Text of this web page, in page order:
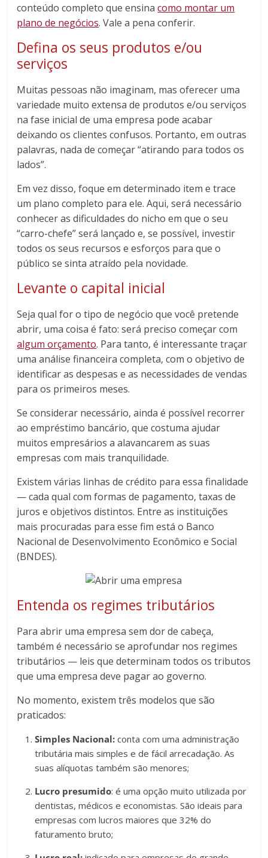
conteúdo completo que ensinacomo montar um
plano de negócios. Vale a pena conferir.
Defina os seus produtos e/ou
serviços
Muitas pessoas não imaginam, mas oferecer uma
variedade muito extensa de produtos e/ou serviços
na fase inicial de uma empresa pode acabar
deixando os clientes confusos. Portanto, em outras
palavras, nada de começar “atirando para todos os
lados”.
Em vez disso, foque em determinado item e trace
um plano completo para ele. Aqui, será necessário
conhecer as dificuldades do nicho em que o seu
“carro-chefe” será lançado e, se possível, investir
todos os seus recursos e esforços para que o
público se sinta atraído pela novidade.
Levante o capital inicial
Seja qual for o tipo de negócio que você pretende
abrir, uma coisa é fato: será preciso começar com
algum orçamento. Para tanto, é interessante traçar
uma análise financeira completa, com o objetivo de
identificar as despesas e as necessidades de vendas
para os primeiros meses.
Se considerar necessário, ainda é possível recorrer
ao empréstimo bancário, que costuma ajudar
muitos empresários a alavancarem as suas
empresas com mais tranquilidade.
Existem várias linhas de crédito para essa finalidade
— cada qual com formas de pagamento, taxas de
juros e objetivos distintos. Entre as instituições
mais procuradas para esse fim está o Banco
Nacional de Desenvolvimento Econômico e Social
(BNDES).
Entenda os regimes tributários
Para abrir uma empresa sem dor de cabeça,
também é necessário se aprofundar nos regimes
tributários — leis que determinam todos os tributos
que uma empresa deve pagar ao governo.
No momento, existem três modelos que são
praticados:
Simples Nacional: conta com uma administração
tributária mais simples e de fácil arrecadação. As
suas alíquotas também são menores;
Lucro presumido: é uma opção muito utilizada por
dentistas, médicos e economistas. São ideais para
empresas com lucros maiores que 32% do
faturamento bruto;